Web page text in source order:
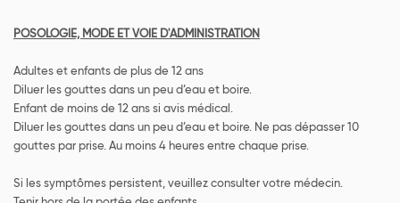
POSOLOGIE, MODE ET VOIE D'ADMINISTRATION
Adultes et enfants de plus de 12 ans
Diluer les gouttes dans un peu d’eau et boire.
Enfant de moins de 12 ans si avis médical.
Diluer les gouttes dans un peu d’eau et boire. Ne pas dépasser 10
gouttes par prise. Au moins 4 heures entre chaque prise.
Si les symptômes persistent, veuillez consulter votre médecin.